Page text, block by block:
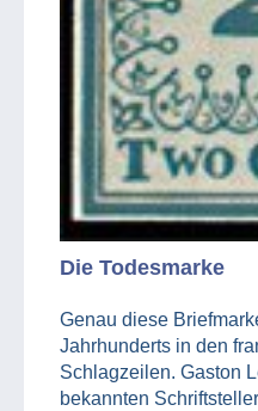
Die Todesmarke
Genau diese
Jahrhunderts in den
Schlagzeilen. Gaston
bekannten